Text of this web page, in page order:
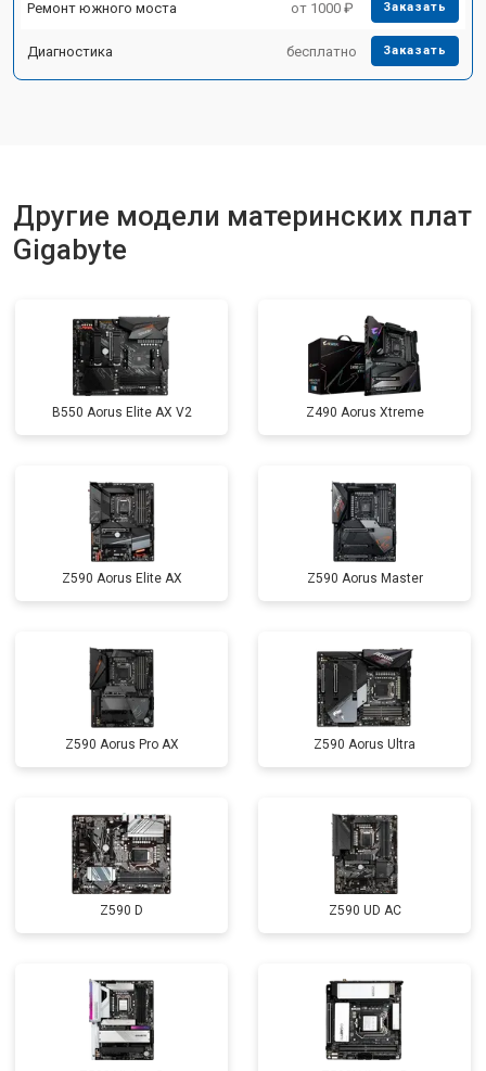
Ремонт южного моста от 1000 ₽ Заказать
Диагностика бесплатно Заказать
Другие модели материнских плат
Gigabyte
B550 Aorus Elite AX V2 Z490 Aorus Xtreme
Z590 Aorus Elite AX Z590 Aorus Master
Z590 Aorus Pro AX Z590 Aorus Ultra
Z590 D Z590 UD AC